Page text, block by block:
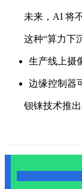
未来，AI 将
这种“算力下
生产线上摄
边缘控制器
钡铼技术推